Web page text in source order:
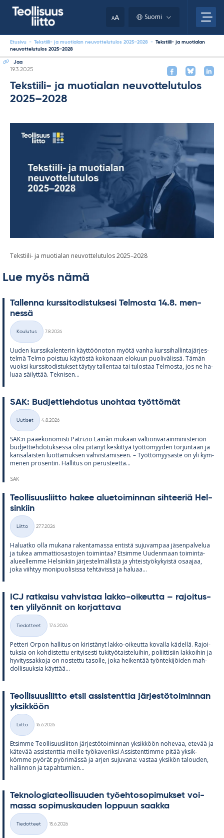
AA Suomi
Etusivu - Tekstiili- ja muotialan neuvottelutulos 2025–2028 - Tekstiili- ja muotialan
neuvottelutulos 2025–2028
Jaa
Kirjoitettu
19.3.2025
Tekstiili- ja muotialan neuvottelutulos
2025–2028
Tekstiili- ja muotialan neuvottelutulos 2025–2028
Lue myös nämä
Tal­lenna kurs­si­to­dis­tuk­sesi Tel­mosta 14.8. men­
nessä
Kategoriat
Koulutus
7.8.2026
Uu­den kurs­si­ka­len­te­rin käyt­töö­no­ton myötä vanha kurs­si­hal­lin­ta­jär­jes­
telmä Telmo pois­tuu käy­töstä ko­ko­naan elo­kuun puo­li­vä­lissä. Tä­män
vuoksi kurs­si­to­dis­tuk­set täy­tyy tal­len­taa tai tu­los­taa Tel­mosta, jos ne ha­
luaa säi­lyt­tää. Tek­ni­sen...
SAK: Bud­jet­tieh­do­tus unoh­taa työt­tö­mät
Kategoriat
Uutiset
4.8.2026
SAK:n pää­e­ko­no­misti Pat­rizio Lainàn mu­kaan val­tion­va­rain­mi­nis­te­riön
bud­jet­tieh­do­tuk­sessa olisi pi­tä­nyt kes­kit­tyä työt­tö­myy­den tor­jun­taan ja
kan­sa­lais­ten luot­ta­muk­sen vah­vis­ta­mi­seen. – Työt­tö­myy­saste on yli kym­
me­nen pro­sen­tin. Hal­li­tus on pe­rus­teetta...
SAK
Teol­li­suus­liitto ha­kee alue­toi­min­nan sih­tee­riä Hel­
sin­kiin
Kategoriat
Liitto
27.7.2026
Ha­luatko olla mu­kana ra­ken­ta­massa en­tistä su­ju­vam­paa jä­sen­pal­ve­lua
ja tu­kea am­mat­tio­sas­to­jen toi­min­taa? Et­simme Uu­den­maan toi­minta-
alu­eel­lemme Hel­sin­kiin jär­jes­tel­mäl­listä ja yh­teis­työ­ky­kyistä osaa­jaa,
joka viih­tyy mo­ni­puo­li­sissa teh­tä­vissä ja ha­luaa...
ICJ rat­kaisu vah­vis­taa lakko-oi­keutta – ra­joi­tus­
ten yli­lyön­nit on kor­jat­tava
Kategoriat
Tiedotteet
17.6.2026
Pet­teri Or­pon hal­li­tus on ki­ris­tä­nyt lakko-oi­keutta ko­valla kä­dellä. Ra­joi­
tuk­sia on koh­dis­tettu eri­tyi­sesti tu­ki­työ­tais­te­lui­hin, po­liit­ti­siin lak­koi­hin ja
hy­vi­tys­sak­koja on nos­tettu ta­solle, joka hei­ken­tää työn­te­ki­jöi­den mah­
dol­li­suuk­sia käyt­tää...
Teol­li­suus­liitto et­sii as­sis­tent­tia jär­jes­tö­toi­min­nan
yk­sik­köön
Kategoriat
Liitto
16.6.2026
Et­simme Teol­li­suus­lii­ton jär­jes­tö­toi­min­nan yk­sik­köön no­he­vaa, ete­vää ja
kä­te­vää as­sis­tent­tia meille työ­ka­ve­riksi As­sis­tent­timme pi­tää yk­sik­
kömme pyö­rät pyö­ri­mässä ja ar­jen su­ju­vana: vas­taa yk­si­kön ta­lou­den,
hal­lin­non ja ta­pah­tu­mien...
Tek­no­lo­gia­teol­li­suu­den työ­eh­to­so­pi­muk­set voi­
massa so­pi­mus­kau­den lop­puun saakka
Kategoriat
Tiedotteet
15.6.2026
clipboard.)